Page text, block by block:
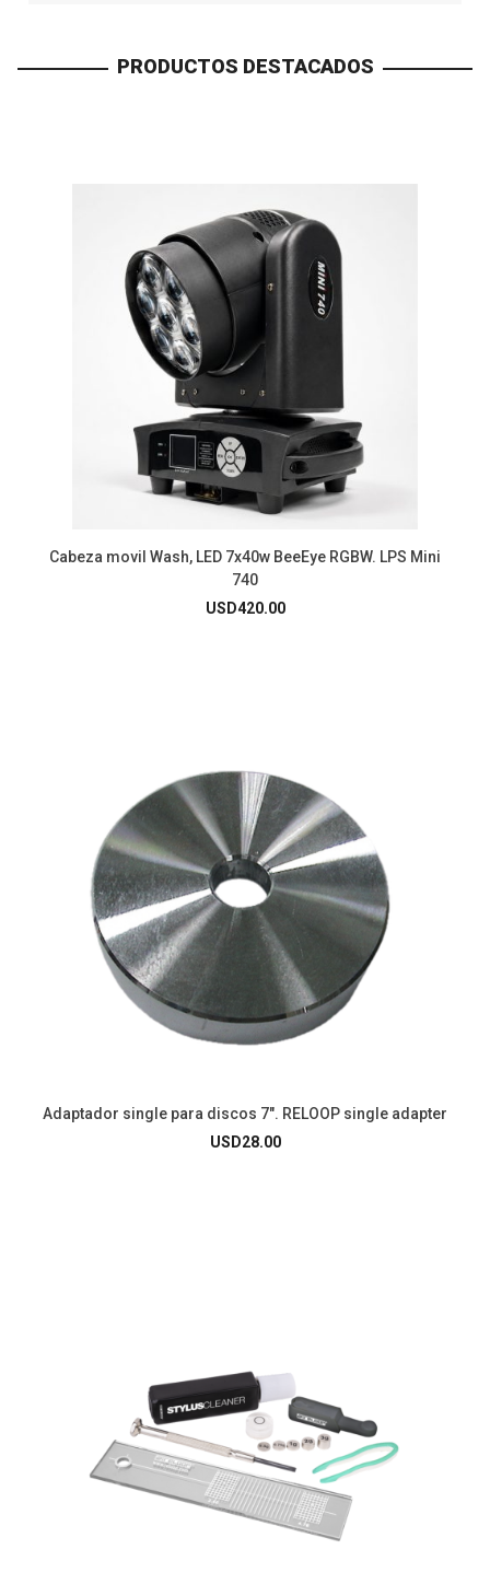
PRODUCTOS DESTACADOS
Cabeza movil Wash, LED 7x40w BeeEye RGBW. LPS Mini
740
USD420.00
Adaptador single para discos 7″. RELOOP single adapter
USD28.00